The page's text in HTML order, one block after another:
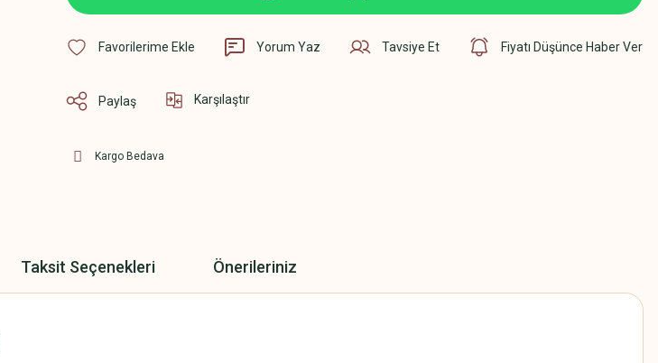
Yorum Yaz Tavsiye Et Fiyatı Düşünce Haber Ver
Paylaş Karşılaştır
Kargo Bedava
Taksit Seçenekleri Önerileriniz